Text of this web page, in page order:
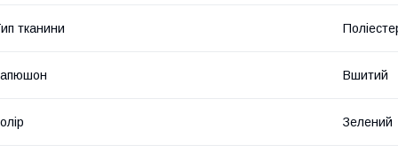
тканини
Вшитий
Зелений